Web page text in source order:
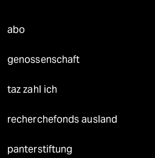
abo
genossenschaft
taz zahl ich
recherchefonds ausland
panterstiftung